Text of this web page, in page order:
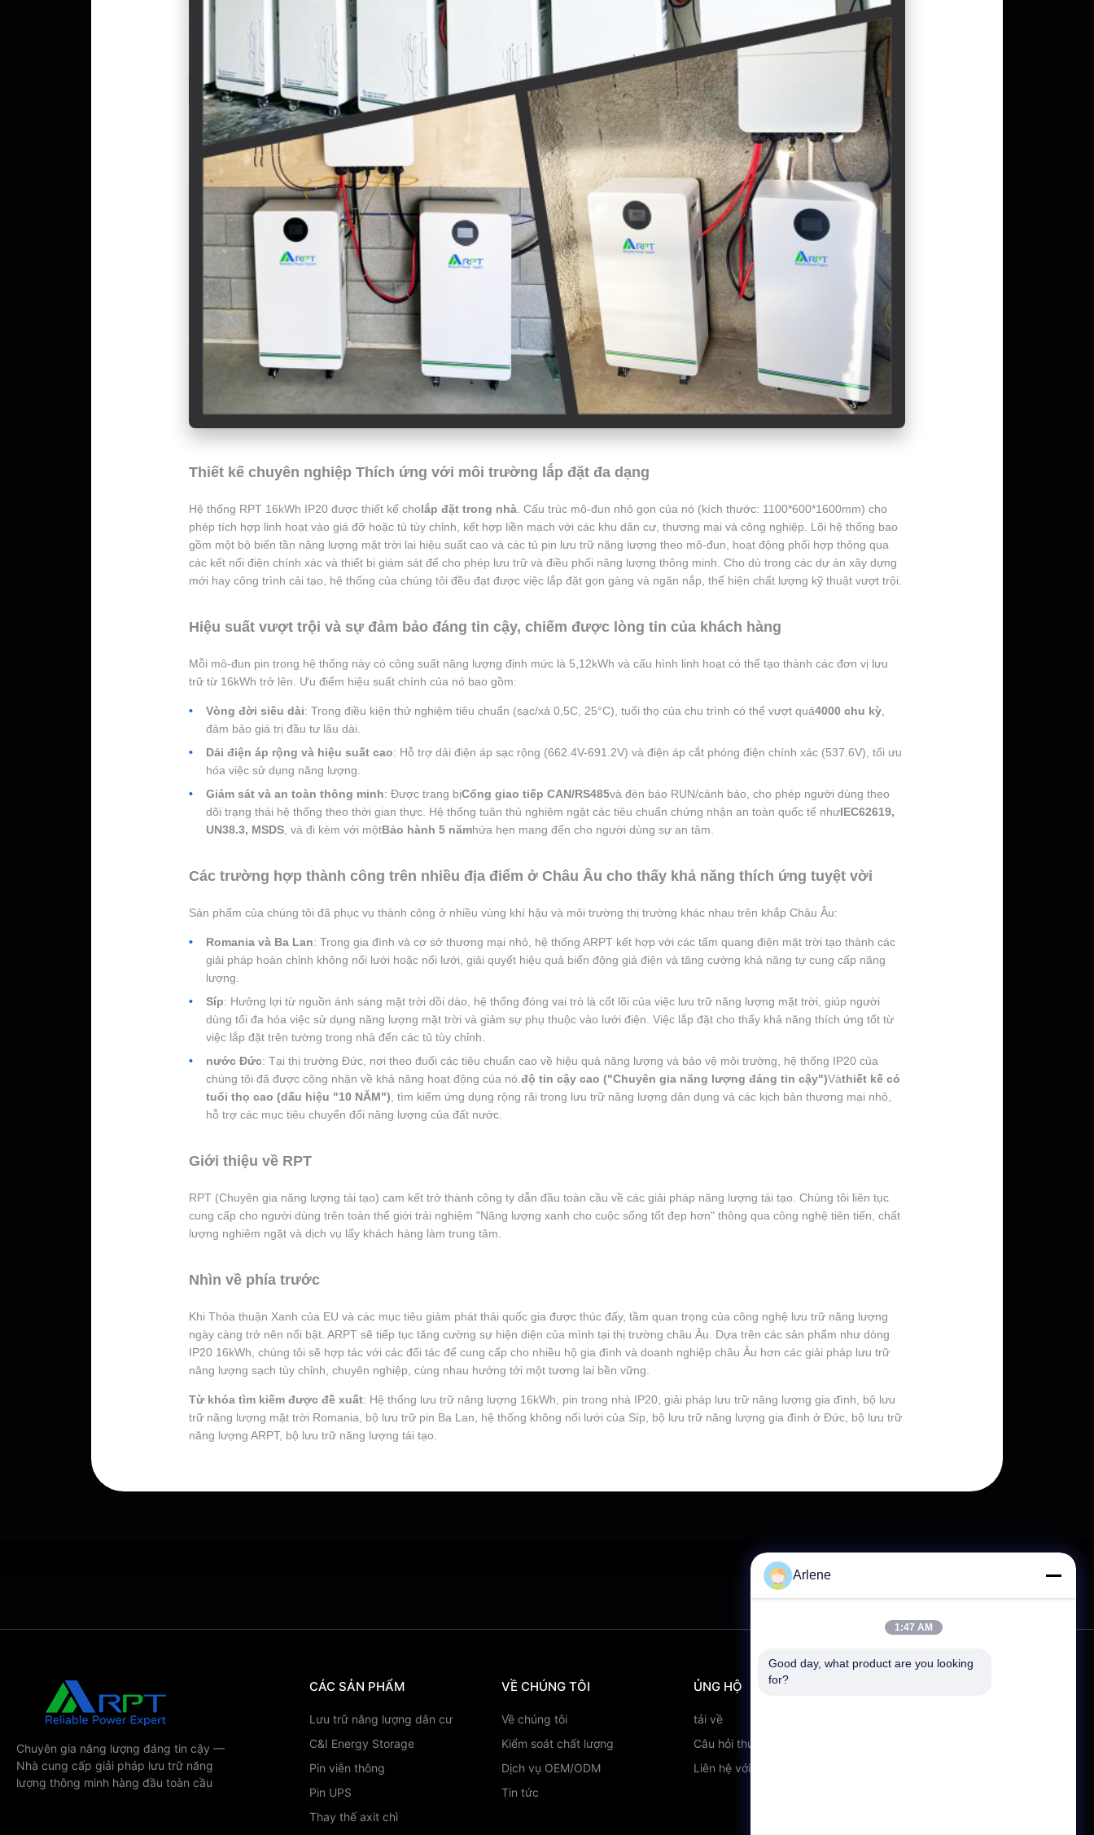
Thiết kế chuyên nghiệp Thích ứng với môi trường lắp đặt đa dạng
Hệ thống RPT 16kWh IP20 được thiết kế cholắp đặt trong nhà . Cấu trúc mô-đun nhỏ gọn của nó (kích thước: 1100*600*1600mm) cho
phép tích hợp linh hoạt vào giá đỡ hoặc tủ tùy chỉnh, kết hợp liền mạch với các khu dân cư, thương mại và công nghiệp. Lõi hệ thống bao
gồm một bộ biến tần năng lượng mặt trời lai hiệu suất cao và các tủ pin lưu trữ năng lượng theo mô-đun, hoạt động phối hợp thông qua
các kết nối điện chính xác và thiết bị giám sát để cho phép lưu trữ và điều phối năng lượng thông minh. Cho dù trong các dự án xây dựng
mới hay công trình cải tạo, hệ thống của chúng tôi đều đạt được việc lắp đặt gọn gàng và ngăn nắp, thể hiện chất lượng kỹ thuật vượt trội.
Hiệu suất vượt trội và sự đảm bảo đáng tin cậy, chiếm được lòng tin của khách hàng
Mỗi mô-đun pin trong hệ thống này có công suất năng lượng định mức là 5,12kWh và cấu hình linh hoạt có thể tạo thành các đơn vị lưu
trữ từ 16kWh trở lên. Ưu điểm hiệu suất chính của nó bao gồm:
Vòng đời siêu dài: Trong điều kiện thử nghiệm tiêu chuẩn (sạc/xả 0,5C, 25°C), tuổi thọ của chu trình có thể vượt quá4000 chu kỳ
đảm bảo giá trị đầu tư lâu dài.
Dải điện áp rộng và hiệu suất cao: Hỗ trợ dải điện áp sạc rộng (662.4V-691.2V) và điện áp cắt phóng điện chính xác (537.6V), tối ưu
hóa việc sử dụng năng lượng.
Giám sát và an toàn thông minh: Được trang bịCổng giao tiếp CAN/RS485và đèn báo RUN/cảnh báo, cho phép người dùng theo
dõi trạng thái hệ thống theo thời gian thực. Hệ thống tuân thủ nghiêm ngặt các tiêu chuẩn chứng nhận an toàn quốc tế nhưIEC62619,
UN38.3, MSDS , và đi kèm với mộtBảo hành 5 nămhứa hẹn mang đến cho người dùng sự an tâm.
Các trường hợp thành công trên nhiều địa điểm ở Châu Âu cho thấy khả năng thích ứng tuyệt vời
Sản phẩm của chúng tôi đã phục vụ thành công ở nhiều vùng khí hậu và môi trường thị trường khác nhau trên khắp Châu Âu:
Romania và Ba Lan: Trong gia đình và cơ sở thương mại nhỏ, hệ thống ARPT kết hợp với các tấm quang điện mặt trời tạo thành các
giải pháp hoàn chỉnh không nối lưới hoặc nối lưới, giải quyết hiệu quả biến động giá điện và tăng cường khả năng tự cung cấp năng
lượng.
Síp: Hưởng lợi từ nguồn ánh sáng mặt trời dồi dào, hệ thống đóng vai trò là cốt lõi của việc lưu trữ năng lượng mặt trời, giúp người
dùng tối đa hóa việc sử dụng năng lượng mặt trời và giảm sự phụ thuộc vào lưới điện. Việc lắp đặt cho thấy khả năng thích ứng tốt từ
việc lắp đặt trên tường trong nhà đến các tủ tùy chỉnh.
nước Đức: Tại thị trường Đức, nơi theo đuổi các tiêu chuẩn cao về hiệu quả năng lượng và bảo vệ môi trường, hệ thống IP20 của
chúng tôi đã được công nhận về khả năng hoạt động của nó. độ tin cậy cao ("Chuyên gia năng lượng đáng tin cậy")Vàthiết kế có
tuổi thọ cao (dấu hiệu "10 NĂM") , tìm kiếm ứng dụng rộng rãi trong lưu trữ năng lượng dân dụng và các kịch bản thương mại nhỏ,
hỗ trợ các mục tiêu chuyển đổi năng lượng của đất nước.
Giới thiệu về RPT
RPT (Chuyên gia năng lượng tái tạo) cam kết trở thành công ty dẫn đầu toàn cầu về các giải pháp năng lượng tái tạo. Chúng tôi liên tục
cung cấp cho người dùng trên toàn thế giới trải nghiệm "Năng lượng xanh cho cuộc sống tốt đẹp hơn" thông qua công nghệ tiên tiến, chất
lượng nghiêm ngặt và dịch vụ lấy khách hàng làm trung tâm.
Nhìn về phía trước
Khi Thỏa thuận Xanh của EU và các mục tiêu giảm phát thải quốc gia được thúc đẩy, tầm quan trọng của công nghệ lưu trữ năng lượng
ngày càng trở nên nổi bật. ARPT sẽ tiếp tục tăng cường sự hiện diện của mình tại thị trường châu Âu. Dựa trên các sản phẩm như dòng
IP20 16kWh, chúng tôi sẽ hợp tác với các đối tác để cung cấp cho nhiều hộ gia đình và doanh nghiệp châu Âu hơn các giải pháp lưu trữ
năng lượng sạch tùy chỉnh, chuyên nghiệp, cùng nhau hướng tới một tương lai bền vững.
Từ khóa tìm kiếm được đề xuất: Hệ thống lưu trữ năng lượng 16kWh, pin trong nhà IP20, giải pháp lưu trữ năng lượng gia đình, bộ lưu
trữ năng lượng mặt trời Romania, bộ lưu trữ pin Ba Lan, hệ thống không nối lưới của Síp, bộ lưu trữ năng lượng gia đình ở Đức, bộ lưu trữ
năng lượng ARPT, bộ lưu trữ năng lượng tái tạo.
Chuyên gia năng lượng đáng tin cậy —
Nhà cung cấp giải pháp lưu trữ năng
lượng thông minh hàng đầu toàn cầu
CÁC SẢN PHẨM
Lưu trữ năng lượng dân cư
C&I Energy Storage
Pin viễn thông
Pin UPS
Thay thế axit chì
VỀ CHÚNG TÔI
Về chúng tôi
Kiểm soát chất lượng
Dịch vụ OEM/ODM
Tin tức
ỦNG HỘ
tải về
Câu hỏi thường gặp
Liên hệ với chúng tôi
Arlene
1:47 AM
Good day, what product are you looking
for?